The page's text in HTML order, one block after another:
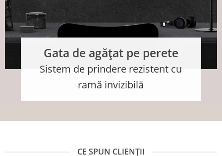
Gata de agățat pe perete
Sistem de prindere rezistent cu
ramă invizibilă
CE SPUN CLIENȚII